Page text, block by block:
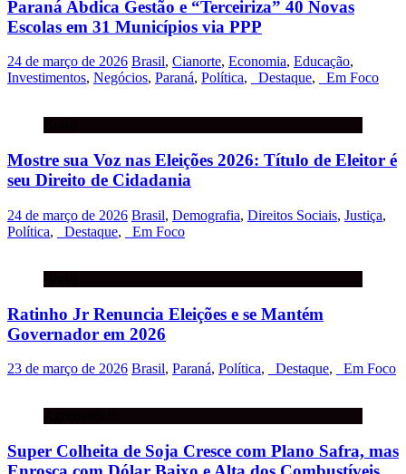
Paraná Abdica Gestão e “Terceiriza” 40 Novas
Escolas em 31 Municípios via PPP
24 de março de 2026 Brasil, Cianorte, Economia, Educação,
Investimentos, Negócios, Paraná, Política, _Destaque, _Em Foco
Mostre sua Voz nas Eleições 2026: Título de Eleitor é
seu Direito de Cidadania
24 de março de 2026 Brasil, Demografia, Direitos Sociais, Justiça,
Política, _Destaque, _Em Foco
Ratinho Jr Renuncia Eleições e se Mantém
Governador em 2026
23 de março de 2026 Brasil, Paraná, Política, _Destaque, _Em Foco
Super Colheita de Soja Cresce com Plano Safra, mas